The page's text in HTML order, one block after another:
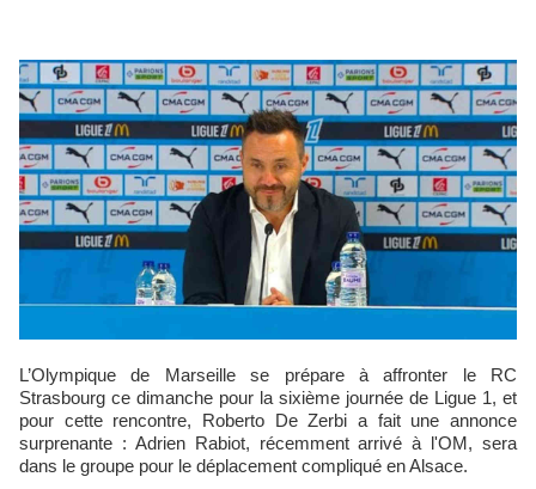
L’Olympique de Marseille se prépare à affronter le RC
Strasbourg ce dimanche pour la sixième journée de Ligue 1, et
pour cette rencontre, Roberto De Zerbi a fait une annonce
surprenante : Adrien Rabiot, récemment arrivé à l'OM, sera
dans le groupe pour le déplacement compliqué en Alsace.